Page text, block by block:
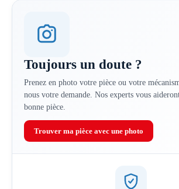
Toujours un doute ?
Prenez en photo votre pièce ou votre
nous votre demande. Nos experts vous
bonne pièce.
Trouver ma pièce avec une photo